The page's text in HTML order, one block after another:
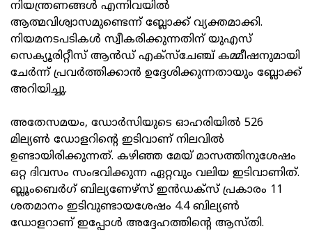
നിയന്ത്രണങ്ങള്‍ എന്നിവയില്‍
ആത്മവിശ്വാസമുണ്ടെന്ന് ബ്ലോക്ക് വ്യക്തമാക്കി.
നിയമനടപടികള്‍ സ്വീകരിക്കുന്നതിന് യുഎസ്
സെക്യൂരിറ്റീസ് ആന്‍ഡ് എക്‌സ്‌ചേഞ്ച് കമ്മീഷനുമായി
ചേര്‍ന്ന് പ്രവര്‍ത്തിക്കാന്‍ ഉദ്ദേശിക്കുന്നതായും ബ്ലോക്ക്
അറിയിച്ചു.
അതേസമയം, ഡോര്‍സിയുടെ ഓഹരിയില്‍ 526
മില്യണ്‍ ഡോളറിന്റെ ഇടിവാണ് നിലവില്‍
ഉണ്ടായിരിക്കുന്നത്. കഴിഞ്ഞ മേയ് മാസത്തിനുശേഷം
ഒറ്റ ദിവസം സംഭവിക്കുന്ന ഏറ്റവും വലിയ ഇടിവാണിത്.
ബ്ലൂംബെര്‍ഗ് ബില്യണേഴ്‌സ് ഇന്‍ഡക്‌സ് പ്രകാരം 11
ശതമാനം ഇടിവുണ്ടായശേഷം 4.4 ബില്യണ്‍
ഡോളറാണ് ഇപ്പോള്‍ അദ്ദേഹത്തിന്റെ ആസ്തി.